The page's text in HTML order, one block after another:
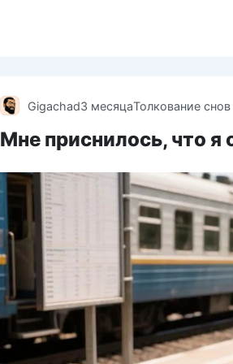
Gigachad3 месяцаТолкование снов
Мне приснилось, что я